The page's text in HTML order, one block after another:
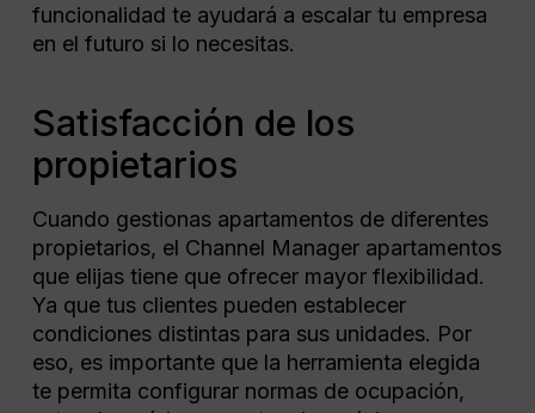
funcionalidad te ayudará a escalar tu empresa
en el futuro si lo necesitas.
Satisfacción de los
propietarios
Cuando gestionas apartamentos de diferentes
propietarios, el Channel Manager apartamentos
que elijas tiene que ofrecer mayor flexibilidad.
Ya que tus clientes pueden establecer
condiciones distintas para sus unidades. Por
eso, es importante que la herramienta elegida
te permita configurar normas de ocupación,